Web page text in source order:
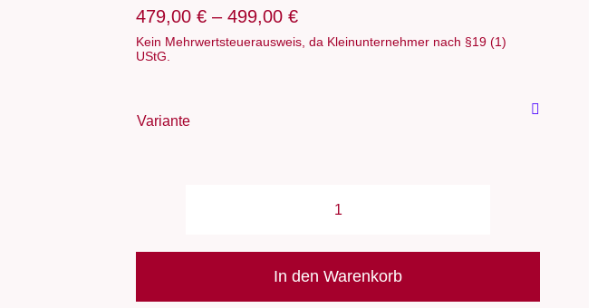
479,00 €– 499,00 €
Kein Mehrwertsteuerausweis, da Kleinunternehmer nach §19 (1)
UStG.
Variante
Deco"/
In den Warenkorb